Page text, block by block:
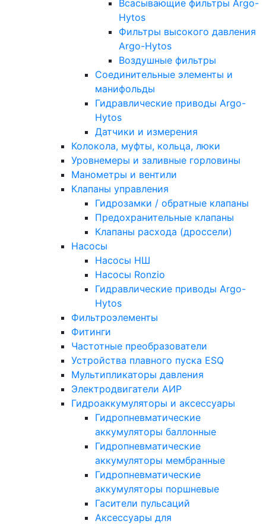
Всасывающие фильтры Argo-
Hytos
Фильтры высокого давления
Argo-Hytos
Воздушные фильтры
Соединительные элементы и
манифольды
Гидравлические приводы Argo-
Hytos
Датчики и измерения
Колокола, муфты, кольца, люки
Уровнемеры и заливные горловины
Манометры и вентили
Клапаны управления
Гидрозамки / обратные клапаны
Предохранительные клапаны
Клапаны расхода (дроссели)
Насосы
Насосы НШ
Насосы Ronzio
Гидравлические приводы Argo-
Hytos
Фильтроэлементы
Фитинги
Частотные преобразователи
Устройства плавного пуска ESQ
Мультипликаторы давления
Электродвигатели АИР
Гидроаккумуляторы и аксессуары
Гидропневматические
аккумуляторы баллонные
Гидропневматические
аккумуляторы мембранные
Гидропневматические
аккумуляторы поршневые
Гасители пульсаций
Аксессуары для